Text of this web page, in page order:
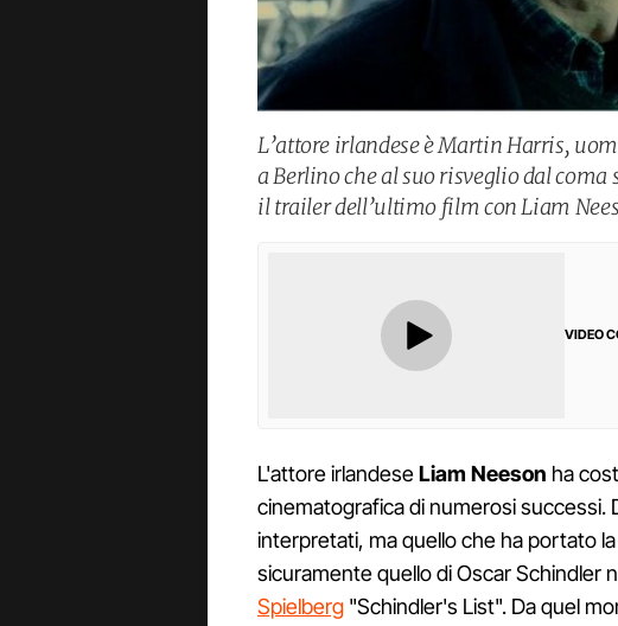
L’attore irlandese è Martin Harris,
a Berlino che al suo risveglio dal coma
il trailer dell’ultimo film con Liam
VIDEO
L'attore irlandeseLiam Neeson ha
cinematografica di numerosi successi.
interpretati, ma quello che ha portato
sicuramente quello di Oscar Schindler
Spielberg "Schindler's List". Da quel